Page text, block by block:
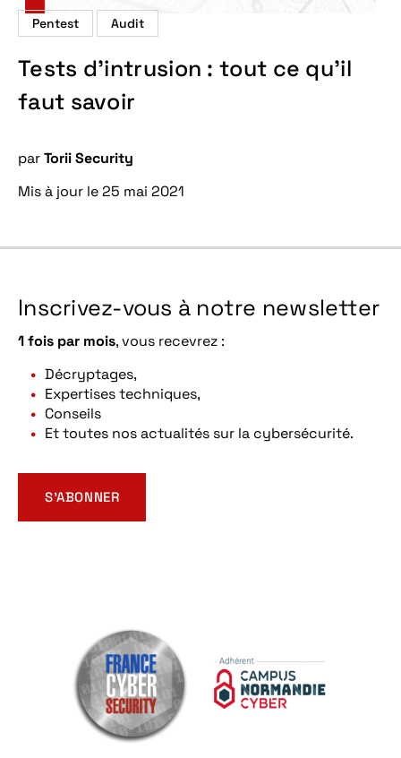
Pentest Audit
Tests d’intrusion : tout ce qu’il
faut savoir
parTorii Security
Mis à jour le 25 mai 2021
Inscrivez-vous à notre newsletter
1 fois par mois, vous recevrez :
Décryptages,
Expertises techniques,
Conseils
Et toutes nos actualités sur la cybersécurité.
S’ABONNER